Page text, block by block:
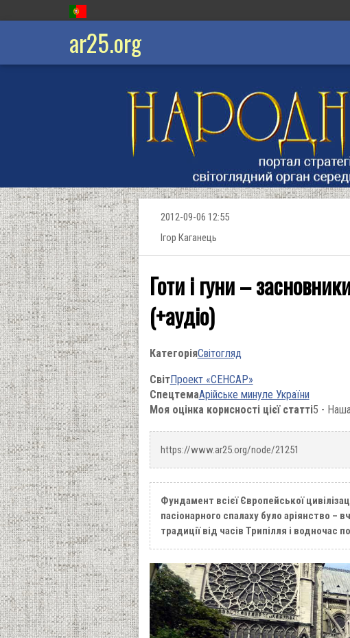
ar25.org
2012-09-06 12:55
Ігор Каганець
Готи і гуни –
(+аудіо)
КатегоріяСвітогляд
СвітПроект «СЕНСАР»
СпецтемаАрійське минуле України
Моя оцінка корисності цієї статті5 - Наша
https://www.ar25.org/node/21251
Фундамент всієї Європейської
пасіонарного спалаху було аріянство –
традиції від часів Трипілля і водночас